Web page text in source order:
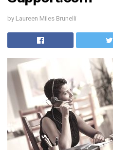
by Laureen Miles Brunelli